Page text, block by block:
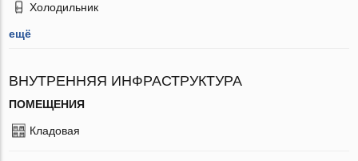
Холодильник
ещё
ВНУТРЕННЯЯ ИНФРАСТРУКТУРА
ПОМЕЩЕНИЯ
Кладовая